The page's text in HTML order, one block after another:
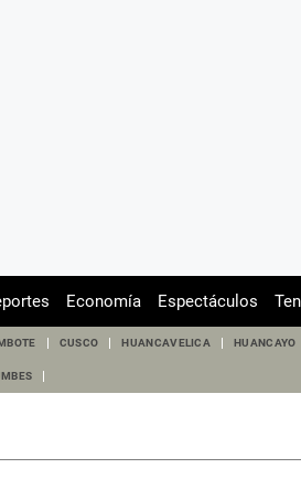
Economía Espectáculos
CUSCO HUANCAVELICA HUANCAYO